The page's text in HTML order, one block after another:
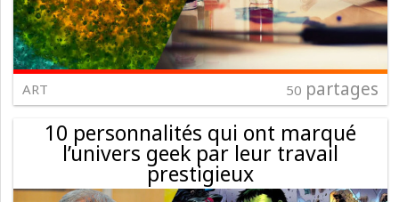
ART 50 partages
10 personnalités qui ont marqué
l’univers geek par leur travail
prestigieux